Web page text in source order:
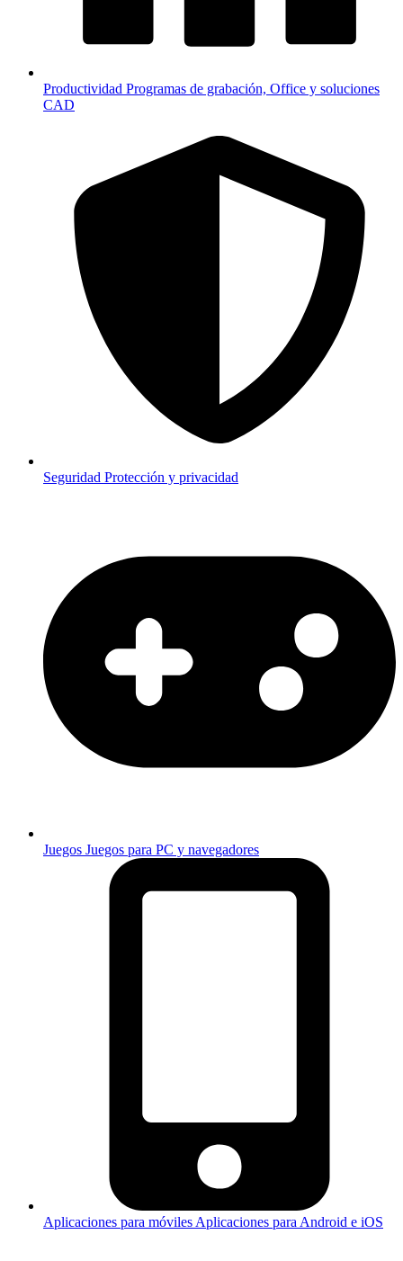
Productividad Programas de grabación, Office y soluciones
CAD
Seguridad Protección y privacidad
Juegos Juegos para PC y navegadores
Aplicaciones para móviles Aplicaciones para Android e iOS